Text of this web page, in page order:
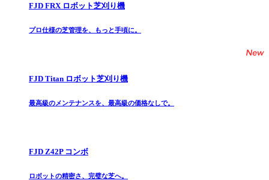
FJD FRX ロボット芝刈り機
プロ仕様の芝管理を、もっと手頃に。
FJD Titan ロボット芝刈り機
最高級のメンテナンスを、最高級の価格なしで。
FJD Z42P コンボ
ロボットの精密さ、完璧な芝へ。